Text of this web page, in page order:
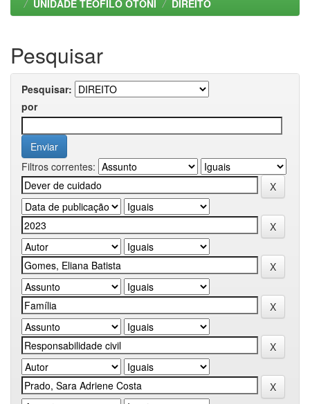
UNIDADE TEOFILO OTONI
DIREITO
Pesquisar
Pesquisar:
por
Filtros correntes: